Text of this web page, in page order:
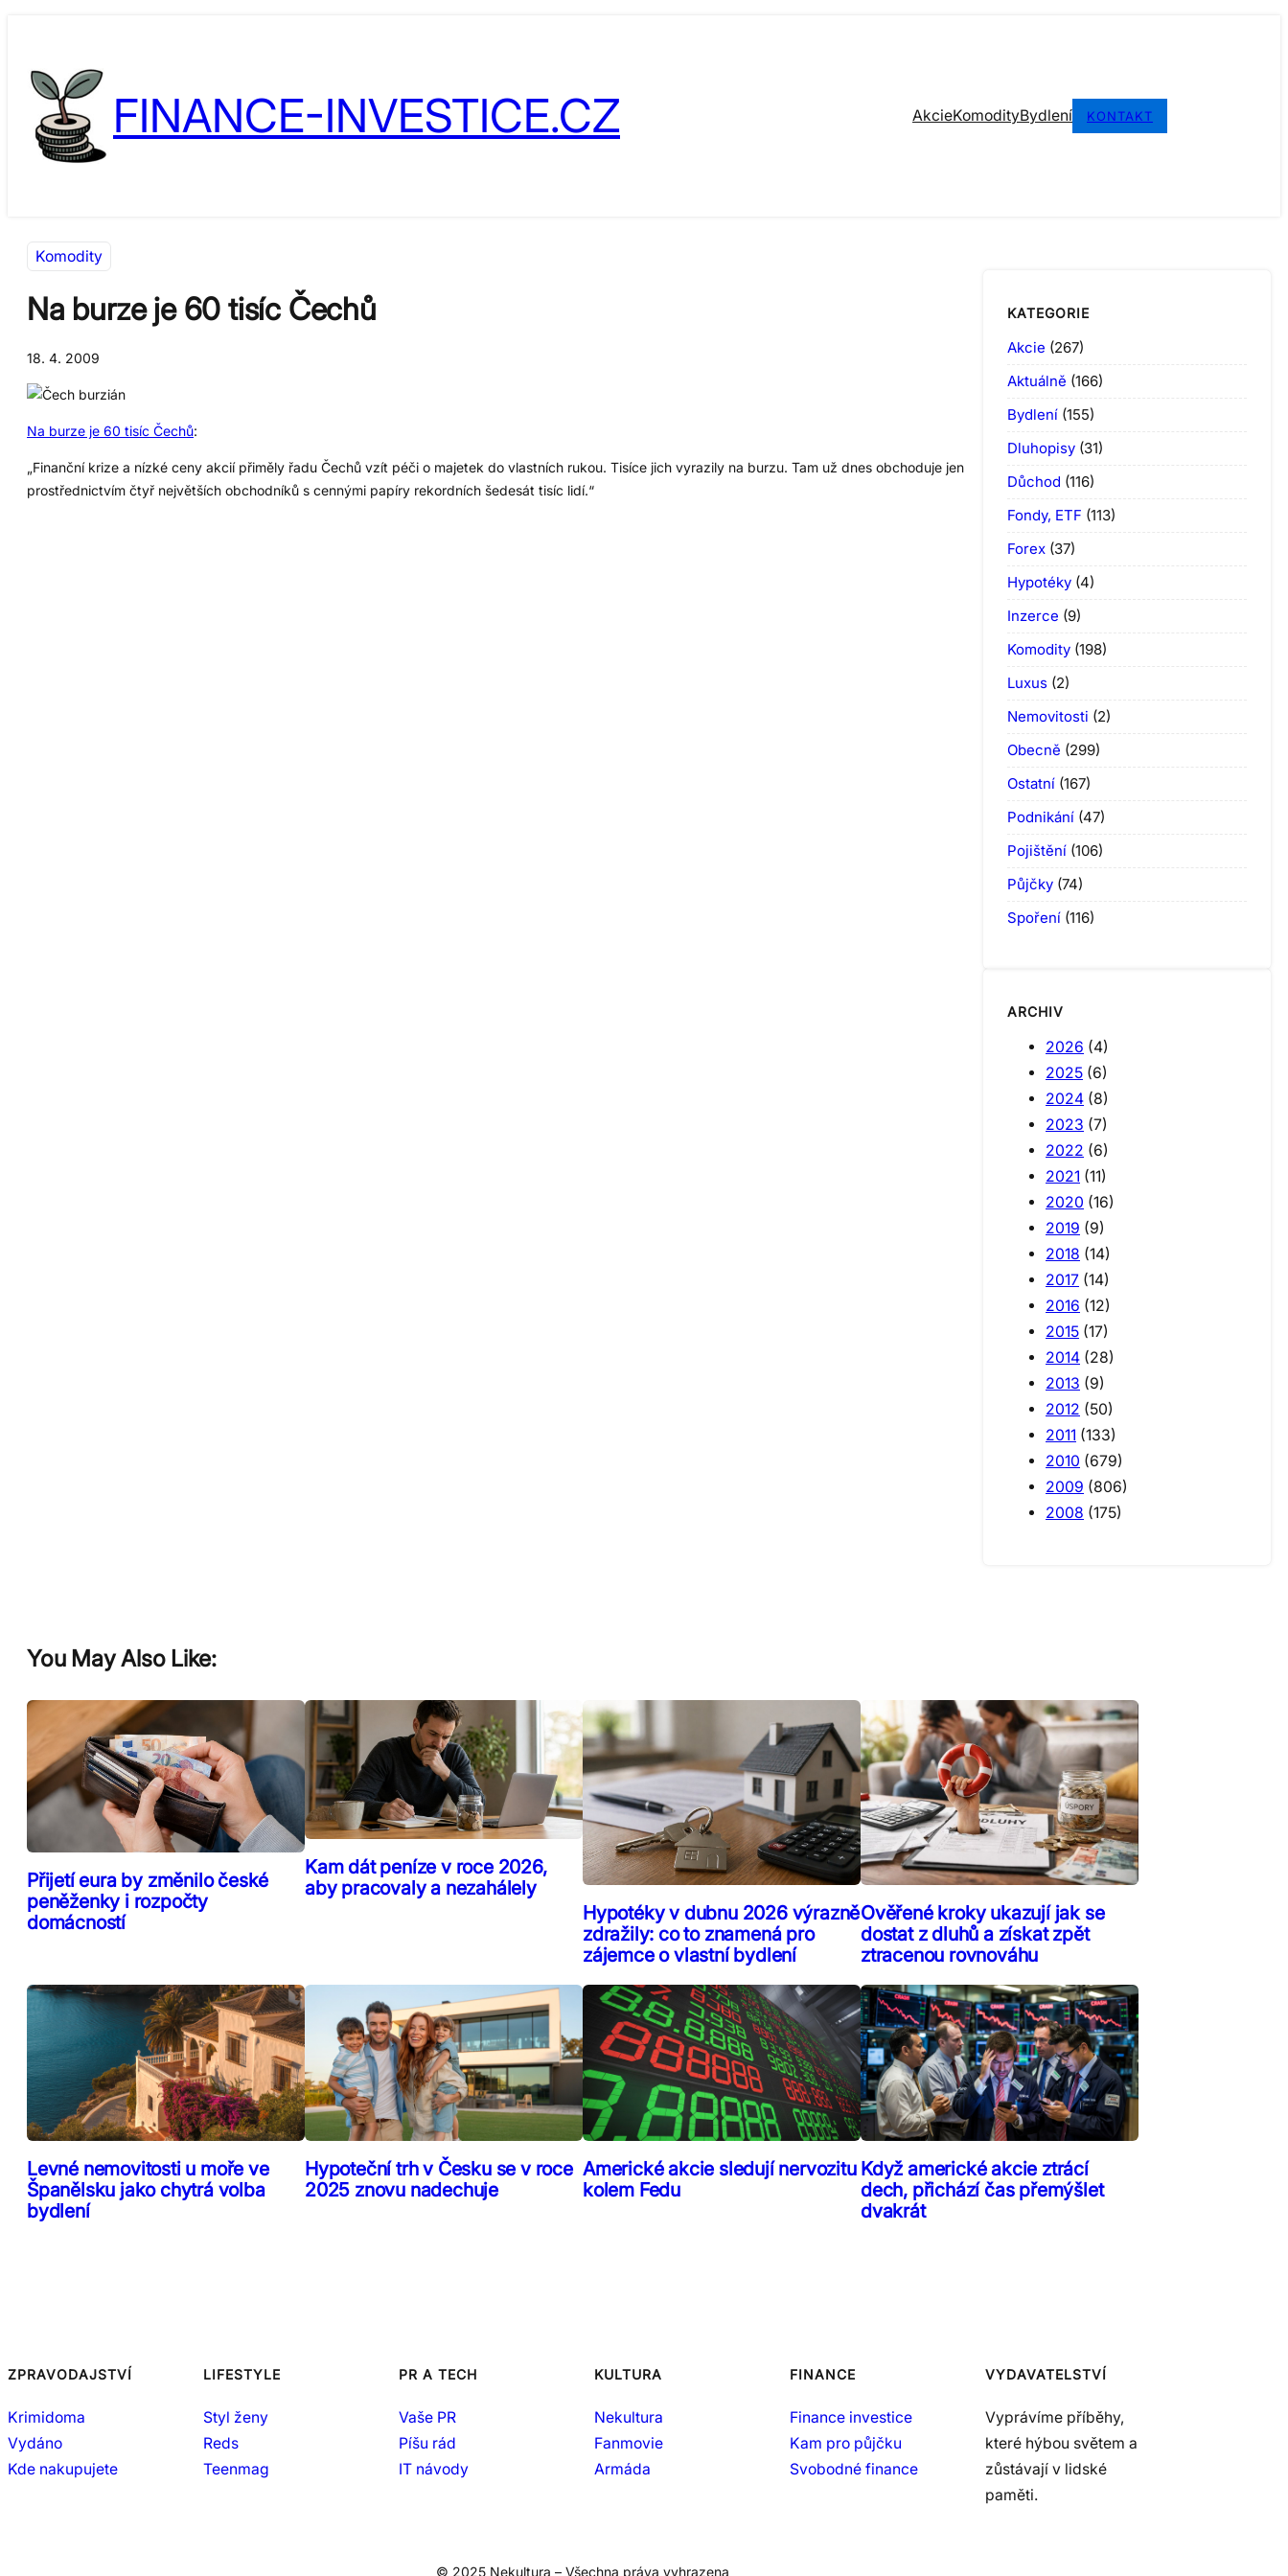
obsah
content
FINANCE-INVESTICE.CZ AkcieKomodityBydlení KONTAKT
Komodity
Na burze je 60 tisíc Čechů
18. 4. 2009
Na burze je 60 tisíc Čechů:
„Finanční krize a nízké ceny akcií přiměly řadu Čechů vzít péči o majetek do vlastních rukou. Tisíce jich vyrazily na burzu. Tam už dnes obchoduje jen
prostřednictvím čtyř největších obchodníků s cennými papíry rekordních šedesát tisíc lidí.“
KATEGORIE
Akcie (267)
Aktuálně (166)
Bydlení (155)
Dluhopisy (31)
Důchod (116)
Fondy, ETF (113)
Forex (37)
Hypotéky (4)
Inzerce (9)
Komodity (198)
Luxus (2)
Nemovitosti (2)
Obecně (299)
Ostatní (167)
Podnikání (47)
Pojištění (106)
Půjčky (74)
Spoření (116)
ARCHIV
2026 (4)
2025 (6)
2024 (8)
2023 (7)
2022 (6)
2021 (11)
2020 (16)
2019 (9)
2018 (14)
2017 (14)
2016 (12)
2015 (17)
2014 (28)
2013 (9)
2012 (50)
2011 (133)
2010 (679)
2009 (806)
2008 (175)
You May Also Like:
Přijetí eura by změnilo české
peněženky i rozpočty
domácností
Kam dát peníze v roce 2026,
aby pracovaly a nezahálely
Hypotéky v dubnu 2026 výrazně
zdražily: co to znamená pro
zájemce o vlastní bydlení
Ověřené kroky ukazují jak se
dostat z dluhů a získat zpět
ztracenou rovnováhu
Levné nemovitosti u moře ve
Španělsku jako chytrá volba
bydlení
Hypoteční trh v Česku se v roce
2025 znovu nadechuje
Americké akcie sledují nervozitu
kolem Fedu
Když americké akcie ztrácí
dech, přichází čas přemýšlet
dvakrát
ZPRAVODAJSTVÍ
Krimidoma
Vydáno
Kde nakupujete
LIFESTYLE
Styl ženy
Reds
Teenmag
PR A TECH
Vaše PR
Píšu rád
IT návody
KULTURA
Nekultura
Fanmovie
Armáda
FINANCE
Finance investice
Kam pro půjčku
Svobodné finance
VYDAVATELSTVÍ
Vyprávíme příběhy,
které hýbou světem a
zůstávají v lidské
paměti.
© 2025 Nekultura – Všechna práva vyhrazena